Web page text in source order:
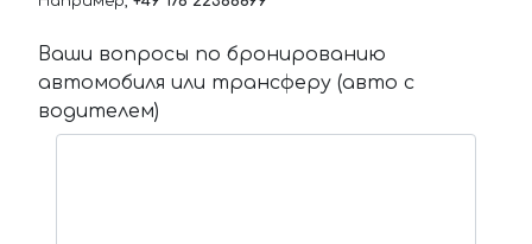
Ваши вопросы по бронированию
автомобиля или трансферу (авто с
водителем)